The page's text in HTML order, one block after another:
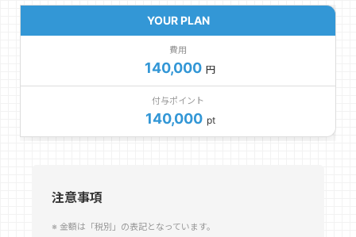
YOUR PLAN
費用
140,000 円
付与ポイント
140,000 pt
注意事項
金額は「税別」の表記となっています。